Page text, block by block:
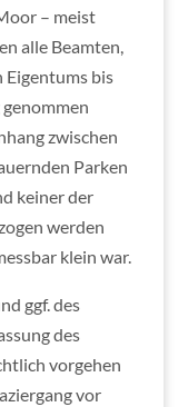
– meist
alle Beamten,
bis
zwischen
Parken
keiner der
werden
klein war.
ggf. des
des
vorgehen
vor